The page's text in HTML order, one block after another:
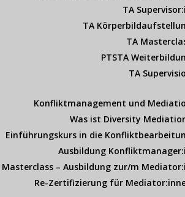
TA
TA
TA
PTSTA
TA
Konfliktmanagement und
Was ist Diversity
Einführungskurs in die
Ausbildung
Masterclass – Ausbildung zur/m
Re-Zertifizierung für